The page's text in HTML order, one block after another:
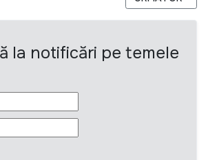
la notificări pe temele